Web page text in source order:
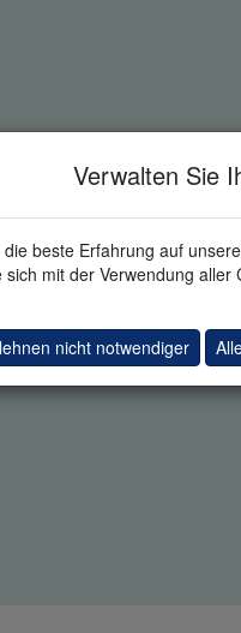
Verwalten Sie
beste Erfahrung auf
mit der Verwendung aller
nicht notwendiger